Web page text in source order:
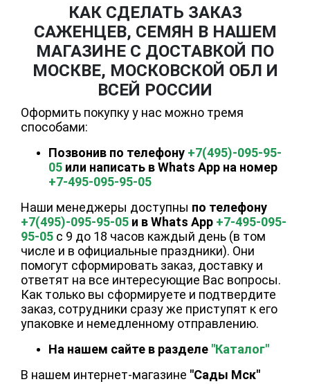
КАК СДЕЛАТЬ ЗАКАЗ
САЖЕНЦЕВ, СЕМЯН В НАШЕМ
МАГАЗИНЕ С ДОСТАВКОЙ ПО
МОСКВЕ, МОСКОВСКОЙ ОБЛ И
ВСЕЙ РОССИИ
Оформить покупку у нас можно тремя
способами:
Позвонив по телефону +7(495)-095-95-
05 или написать в Whats App на номер
+7-495-095-95-05
Наши менеджеры доступны по телефону
+7(495)-095-95-05 и в Whats App +7-495-095-
95-05 с 9 до 18 часов каждый день (в том
числе и в официальные праздники). Они
помогут сформировать заказ, доставку и
ответят на все интересующие Вас вопросы.
Как только вы сформируете и подтвердите
заказ, сотрудники сразу же приступят к его
упаковке и немедленному отправлению.
На нашем сайте в разделе "Каталог"
В нашем интернет-магазине "Сады Мск"